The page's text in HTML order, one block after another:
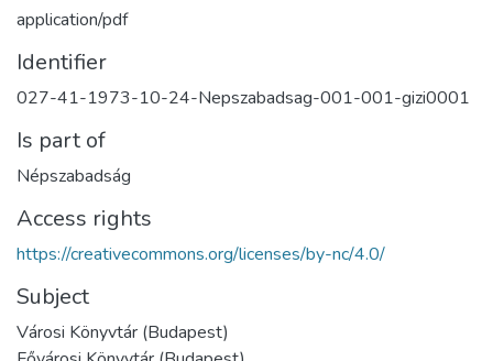
application/pdf
Identifier
027-41-1973-10-24-Nepszabadsag-001-001-gizi0001
Is part of
Népszabadság
Access rights
https://creativecommons.org/licenses/by-nc/4.0/
Subject
Városi Könyvtár (Budapest)